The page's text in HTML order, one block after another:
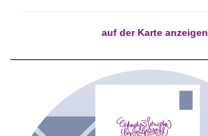
auf der Karte anzeigen